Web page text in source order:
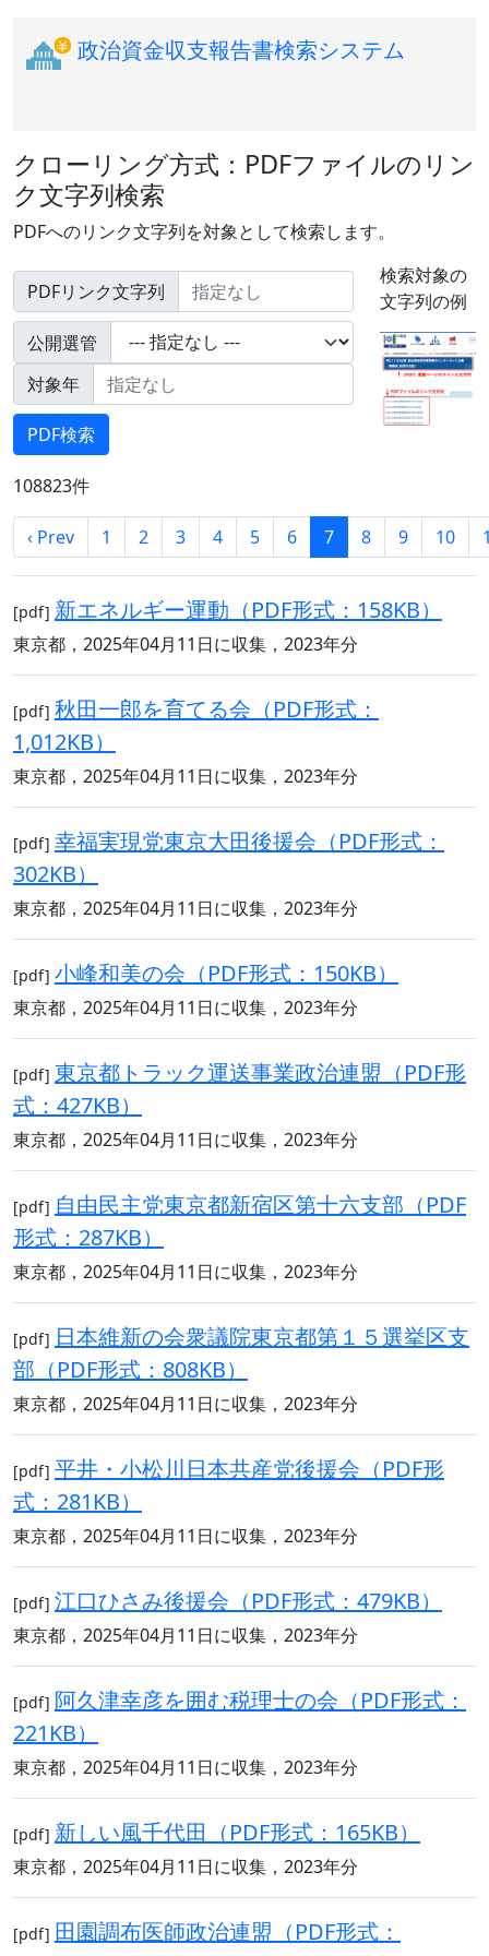
政治資金収支報告書検索システム
クローリング方式：PDFファイルのリン
ク文字列検索
PDFへのリンク文字列を対象として検索します。
PDFリンク文字列
公開選管
対象年
検索対象の
文字列の例
108823件
‹ Prev 1 2 3 4 5 6 7 8 9 10
[pdf] 新エネルギー運動（PDF形式：158KB）
東京都，2025年04月11日に収集，2023年分
[pdf] 秋田一郎を育てる会（PDF形式：
1,012KB）
東京都，2025年04月11日に収集，2023年分
[pdf] 幸福実現党東京大田後援会（PDF形式：
302KB）
東京都，2025年04月11日に収集，2023年分
[pdf] 小峰和美の会（PDF形式：150KB）
東京都，2025年04月11日に収集，2023年分
[pdf] 東京都トラック運送事業政治連盟（PDF形
式：427KB）
東京都，2025年04月11日に収集，2023年分
[pdf] 自由民主党東京都新宿区第十六支部（PDF
形式：287KB）
東京都，2025年04月11日に収集，2023年分
[pdf] 日本維新の会衆議院東京都第１５選挙区支
部（PDF形式：808KB）
東京都，2025年04月11日に収集，2023年分
[pdf] 平井・小松川日本共産党後援会（PDF形
式：281KB）
東京都，2025年04月11日に収集，2023年分
[pdf] 江口ひさみ後援会（PDF形式：479KB）
東京都，2025年04月11日に収集，2023年分
[pdf] 阿久津幸彦を囲む税理士の会（PDF形式：
221KB）
東京都，2025年04月11日に収集，2023年分
[pdf] 新しい風千代田（PDF形式：165KB）
東京都，2025年04月11日に収集，2023年分
[pdf] 田園調布医師政治連盟（PDF形式：